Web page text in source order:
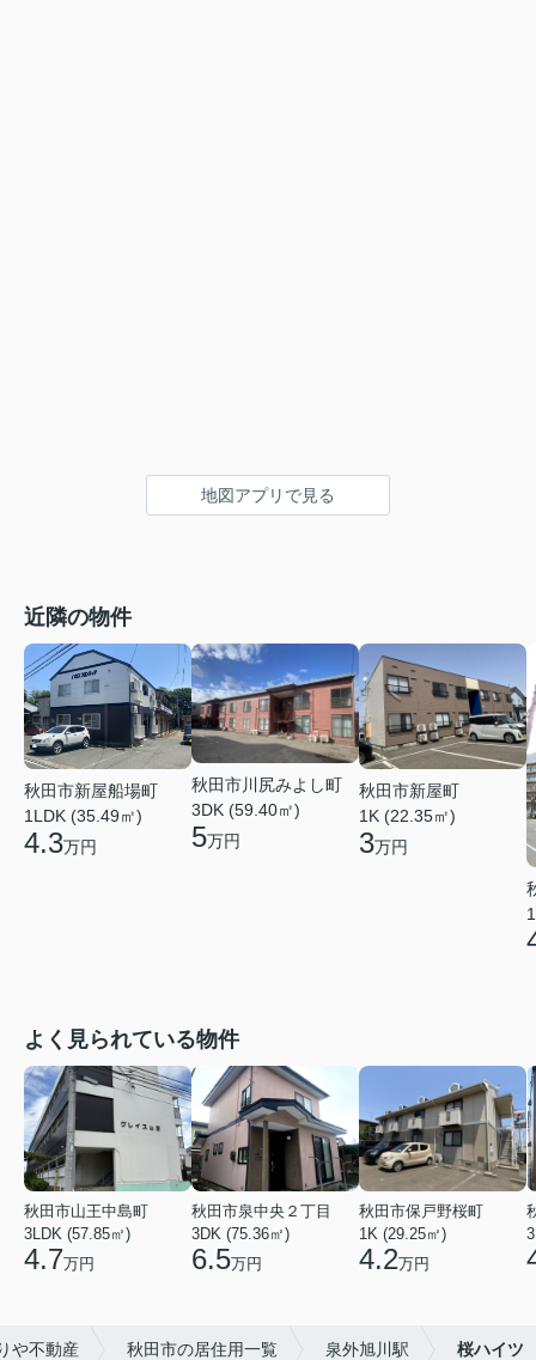
地図アプリで見る
近隣の物件
秋田市新屋船場町
1LDK (35.49㎡)
4.3万円
秋田市川尻みよし町
3DK (59.40㎡)
5万円
秋田市新屋町
1K (22.35㎡)
3万円
よく見られている物件
秋田市山王中島町
3LDK (57.85㎡)
4.7万円
秋田市泉中央２丁目
3DK (75.36㎡)
6.5万円
秋田市保戸野桜町
1K (29.25㎡)
4.2万円
や不動産 秋田市の居住用一覧 泉外旭川駅 桜ハイツ